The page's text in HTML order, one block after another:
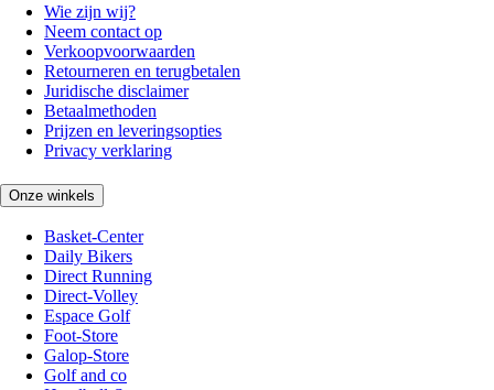
Wie zijn wij?
Neem contact op
Verkoopvoorwaarden
Retourneren en terugbetalen
Juridische disclaimer
Betaalmethoden
Prijzen en leveringsopties
Privacy verklaring
Onze winkels
Basket-Center
Daily Bikers
Direct Running
Direct-Volley
Espace Golf
Foot-Store
Galop-Store
Golf and co